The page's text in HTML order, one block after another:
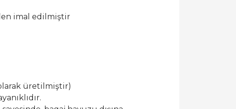
imal edilmiştir
üretilmiştir)